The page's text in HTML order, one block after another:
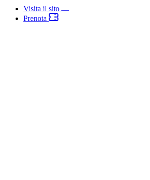
Visita il sito
Prenota